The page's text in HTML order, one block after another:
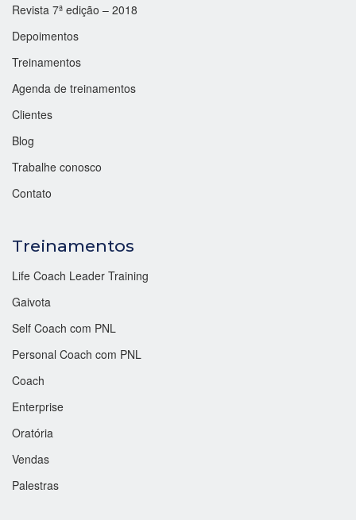
Revista 7ª edição – 2018
Depoimentos
Treinamentos
Agenda de treinamentos
Clientes
Blog
Trabalhe conosco
Contato
Treinamentos
Life Coach Leader Training
Gaivota
Self Coach com PNL
Personal Coach com PNL
Coach
Enterprise
Oratória
Vendas
Palestras